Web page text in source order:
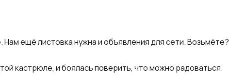
ещё листовка нужна и объявления для сети. Возьмёте?
кастрюле, и боялась поверить, что можно радоваться.